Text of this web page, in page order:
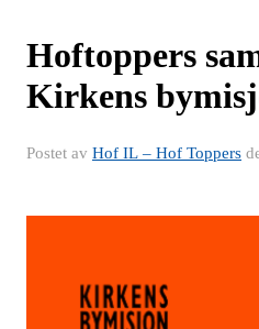
Hoftoppers
Kirkens
Postet av Hof IL – Hof Toppers